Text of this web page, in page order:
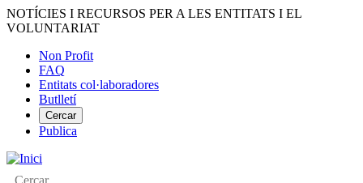
Vés
al
NOTÍCIES I RECURSOS PER A LES ENTITATS I EL
VOLUNTARIAT
Menú
del
compte
d'usuari
Non Profit
FAQ
Entitats col·laboradores
Butlletí
Cercar
Publica
Cerca